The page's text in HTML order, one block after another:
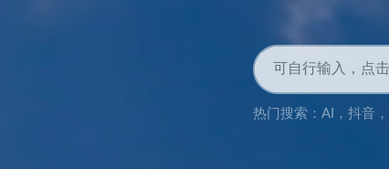
热门搜索： AI ， 抖音 ，